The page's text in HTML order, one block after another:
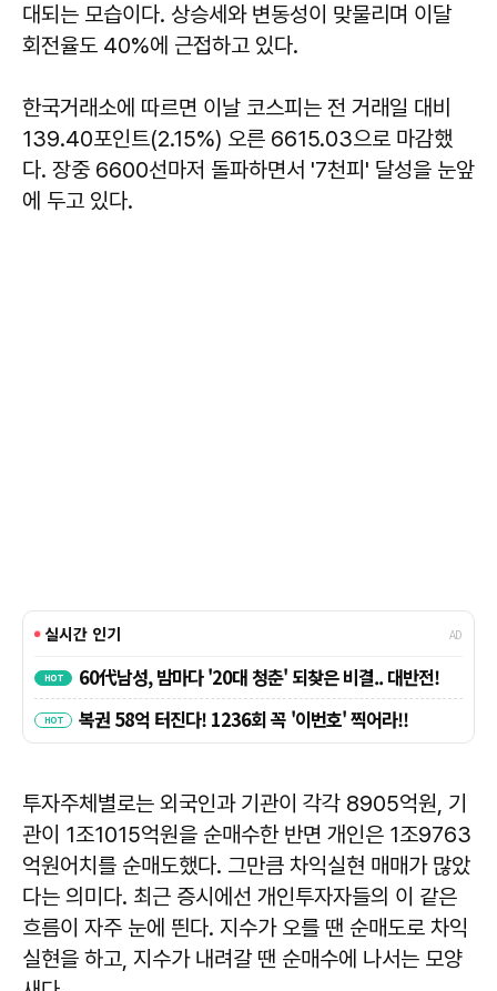
대되는 모습이다. 상승세와 변동성이 맞물리며 이달
회전율도 40%에 근접하고 있다.
한국거래소에 따르면 이날 코스피는 전 거래일 대비
139.40포인트(2.15%) 오른 6615.03으로 마감했
다. 장중 6600선마저 돌파하면서 '7천피' 달성을 눈앞
에 두고 있다.
투자주체별로는 외국인과 기관이 각각 8905억원, 기
관이 1조1015억원을 순매수한 반면 개인은 1조9763
억원어치를 순매도했다. 그만큼 차익실현 매매가 많았
다는 의미다. 최근 증시에선 개인투자자들의 이 같은
흐름이 자주 눈에 띈다. 지수가 오를 땐 순매도로 차익
실현을 하고, 지수가 내려갈 땐 순매수에 나서는 모양